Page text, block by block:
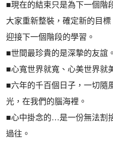
■現在的結束只是為下一個階
大家重新整裝，確定新的目標
迎接下一個階段的學習。
■世間最珍貴的是深摯的友誼。
■心寬世界就寬、心美世界就
■六年的千百個日子，一切隨
光，在我們的腦海裡。
■心中掛念的…是一份無法割
過往。